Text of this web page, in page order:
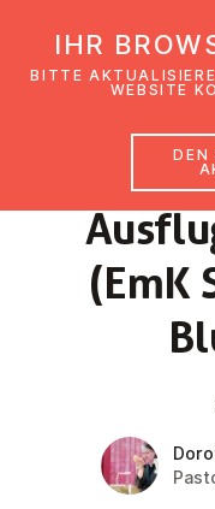
(EmK
IHR
BITTE
WEBSITE
DEN